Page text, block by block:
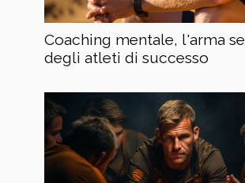
Coaching mentale, l'arma
degli atleti di successo